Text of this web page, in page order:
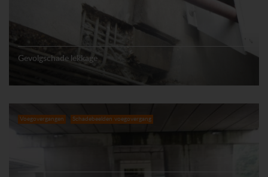
Gevolgschade lekkage
Voegovergangen Schadebeelden voegovergang